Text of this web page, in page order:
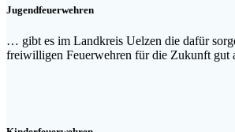
Jugendfeuerwehren
… gibt es im Landkreis Uelzen die dafür
freiwilligen Feuerwehren für die Zukunft gut